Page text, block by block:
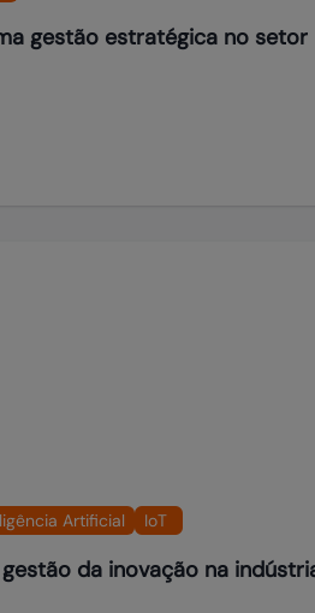
gestão estratégica no setor
Artificial IoT
da inovação na